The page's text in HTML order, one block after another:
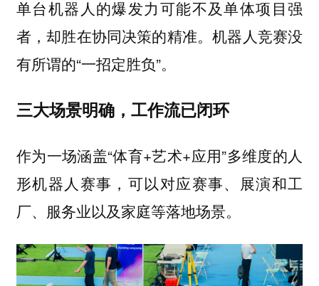
单台机器人的爆发力可能不及单体项目强
者，却胜在协同决策的精准。机器人竞赛没
有所谓的“一招定胜负”。
三大场景明确，工作流已闭环
作为一场涵盖“体育+艺术+应用”多维度的人
形机器人赛事，可以对应赛事、展演和工
厂、服务业以及家庭等落地场景。